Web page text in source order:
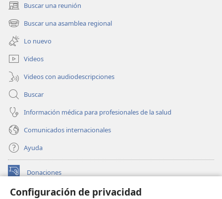
Configuración de privacidad
Buscar una reunión
(abre
una
nueva
ventana)
Buscar una asamblea regional
(abre
una
nueva
ventana)
Lo nuevo
Videos
Videos con audiodescripciones
Buscar
Información médica para profesionales de la salud
Comunicados internacionales
Ayuda
Donaciones
(abre
nueva